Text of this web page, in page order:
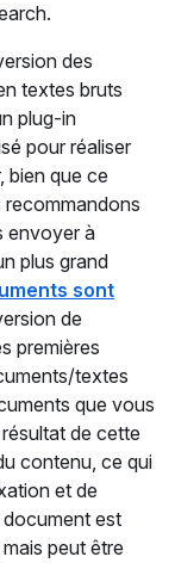
des
textes bruts
plug-in
pour réaliser
bien que ce
recommandons
envoyer à
plus grand
sont
de
premières
textes
que vous
de cette
contenu, ce qui
et de
est
peut être